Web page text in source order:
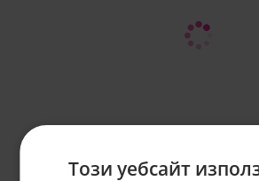
Този уебсайт